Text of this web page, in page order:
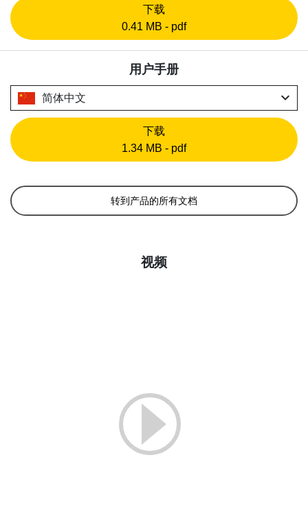
下载
0.41 MB - pdf
用户手册
简体中文 expand_more
下载
1.34 MB - pdf
转到产品的所有文档
视频